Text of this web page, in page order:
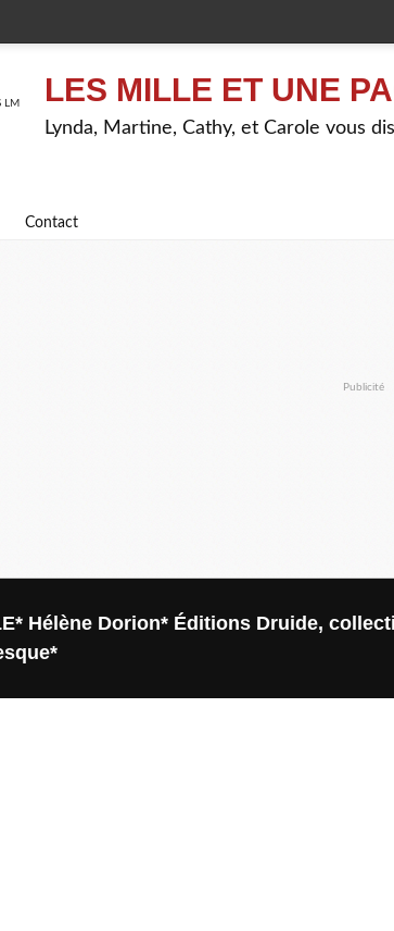
LES MILLE ET UNE
Lynda, Martine, Cathy, et Carole vous
Contact
Publicité
Hélène Dorion* Éditions Druide,